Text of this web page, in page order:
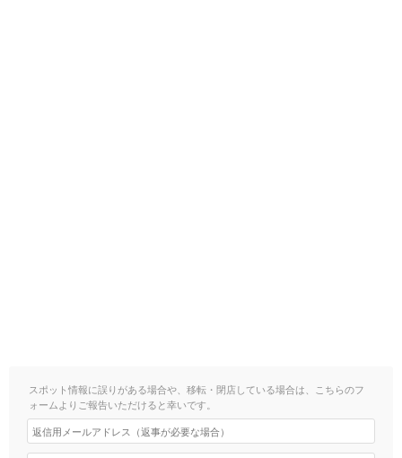
スポット情報に誤りがある場合や、移転・閉店している場合は、こちらのフ
ォームよりご報告いただけると幸いです。